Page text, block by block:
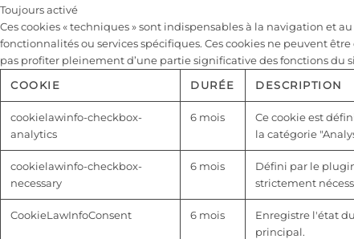
Toujours activé
Ces cookies « techniques » sont indispensables à la navigation et
fonctionnalités ou services spécifiques. Ces cookies ne peuvent
pas profiter pleinement d’une partie significative des fonctions du
COOKIE
DURÉE DESCRIPTION
cookielawinfo-checkbox-
analytics
6 mois
Ce cookie est
la catégorie
cookielawinfo-checkbox-
necessary
6 mois
Défini par le
strictement
CookieLawInfoConsent 6 mois
Enregistre l'état
principal.